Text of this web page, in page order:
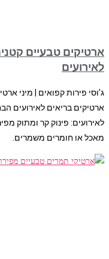
ארטיקים טבעיים
לאירועים
ג’וסי פירות קפואים | מיני
ארטיקים בריאים לאירועים
לאירועים: פינוק קר ומתוק
מאכל או חומרים משמרים.